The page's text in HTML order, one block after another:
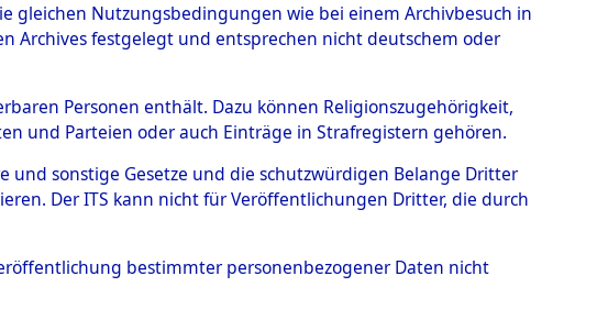
BILD
- Nützen→0003
gleichen Nutzungsbedingungen wie bei einem Archivbesuch in
Archives festgelegt und entsprechen nicht deutschem oder
Personen enthält. Dazu können Religionszugehörigkeit,
und Parteien oder auch Einträge in Strafregistern gehören.
und sonstige Gesetze und die schutzwürdigen Belange Dritter
Der ITS kann nicht für Veröffentlichungen Dritter, die durch
bestimmter personenbezogener Daten nicht